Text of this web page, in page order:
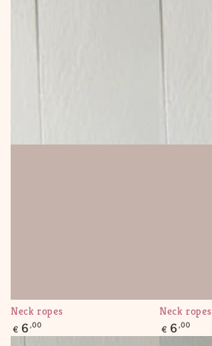
Neck ropes
Regular
price
€ 6,00
Neck ropes
Regular
price
€ 6,00